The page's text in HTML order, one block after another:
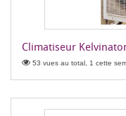
Climatiseur
53 vues au total, 1 cette